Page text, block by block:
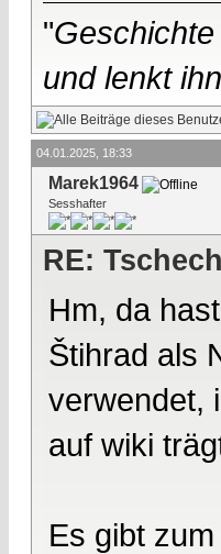
"
und lenkt
04.01.2025, 18:33
Marek1964
Sesshafter
RE:
Hm, da
Štihrad als
verwendet,
auf wiki
Es gibt